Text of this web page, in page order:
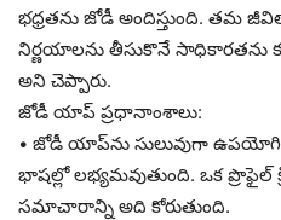
భధ్రతను జోడీ అందిస్తుంది. తమ
నిర్ణయాలను తీసుకొనే సాధికారతను
అని చెప్పారు.
జోడీ యాప్ ప్రధానాంశాలు:
• జోడీ యాప్‌ను సులువుగా
భాషల్లో లభ్యమవుతుంది. ఒక
సమాచారాన్ని అది కోరుతుంది.